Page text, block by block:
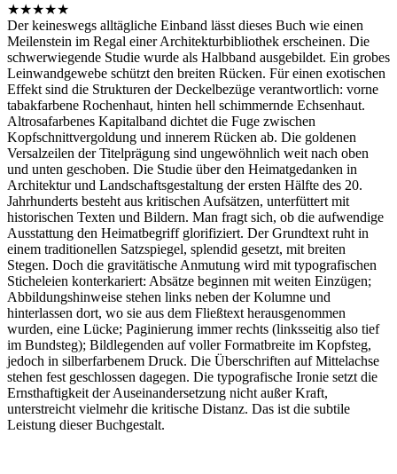
★★★★★
Der keineswegs alltägliche Einband lässt dieses Buch wie einen
Meilenstein im Regal einer Architekturbibliothek erscheinen. Die
schwerwiegende Studie wurde als Halbband ausgebildet. Ein grobes
Leinwandgewebe schützt den breiten Rücken. Für einen exotischen
Effekt sind die Strukturen der Deckelbezüge verantwortlich: vorne
tabakfarbene Rochenhaut, hinten hell schimmernde Echsenhaut.
Altrosafarbenes Kapitalband dichtet die Fuge zwischen
Kopfschnittvergoldung und innerem Rücken ab. Die goldenen
Versalzeilen der Titelprägung sind ungewöhnlich weit nach oben
und unten geschoben. Die Studie über den Heimatgedanken in
Architektur und Landschaftsgestaltung der ersten Hälfte des 20.
Jahrhunderts besteht aus kritischen Aufsätzen, unterfüttert mit
historischen Texten und Bildern. Man fragt sich, ob die aufwendige
Ausstattung den Heimatbegriff glorifiziert. Der Grundtext ruht in
einem traditionellen Satzspiegel, splendid gesetzt, mit breiten
Stegen. Doch die gravitätische Anmutung wird mit typografischen
Sticheleien konterkariert: Absätze beginnen mit weiten Einzügen;
Abbildungshinweise stehen links neben der Kolumne und
hinterlassen dort, wo sie aus dem Fließtext herausgenommen
wurden, eine Lücke; Paginierung immer rechts (linksseitig also tief
im Bundsteg); Bildlegenden auf voller Formatbreite im Kopfsteg,
jedoch in silberfarbenem Druck. Die Überschriften auf Mittelachse
stehen fest geschlossen dagegen. Die typografische Ironie setzt die
Ernsthaftigkeit der Auseinandersetzung nicht außer Kraft,
unterstreicht vielmehr die kritische Distanz. Das ist die subtile
Leistung dieser Buchgestalt.